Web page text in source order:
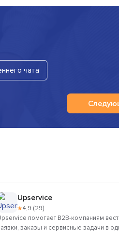
чата
Upservice
★4,9 (29)
помогает B2B-компаниям
заказы и сервисные задачи в